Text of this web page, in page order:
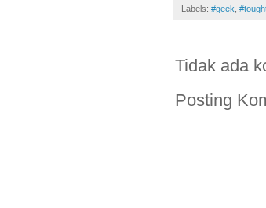
Labels: #geek
Tidak ada
Posting